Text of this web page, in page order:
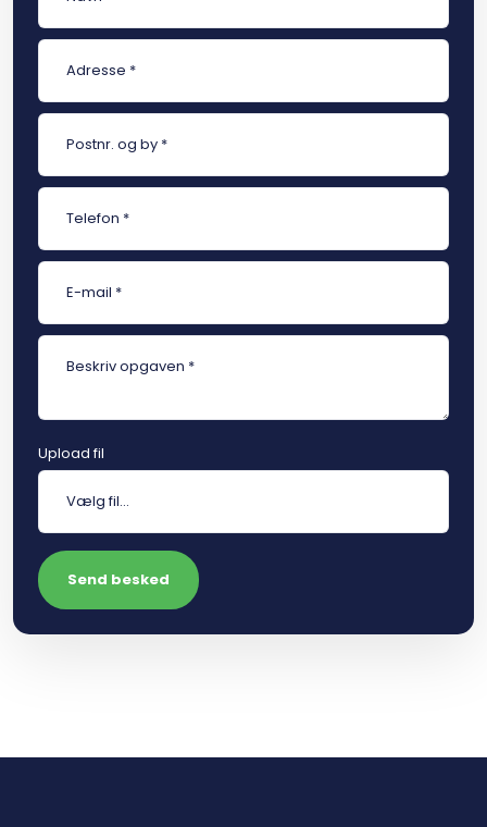
Upload fil